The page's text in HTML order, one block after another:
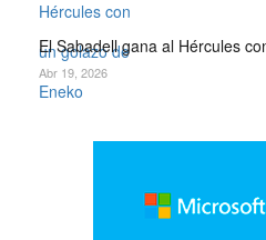
El Sabadell gana al Hércules
Abr 19, 2026